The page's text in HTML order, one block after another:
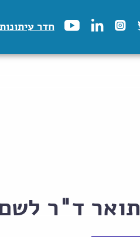
חדר עיתונות
תואר ד"ר